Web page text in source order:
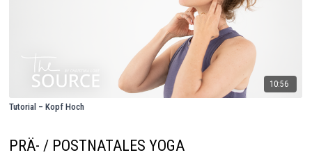
10:56
Tutorial – Kopf Hoch
PRÄ- / POSTNATALES YOGA